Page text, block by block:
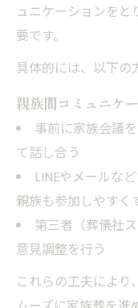
ュニケーションを
要です。
具体的には、以下の
親族間コミュニケ
事前に家族会議
て話し合う
LINEやメールな
親族も参加しやすく
第三者（葬儀社
意見調整を行う
これらの工夫によ